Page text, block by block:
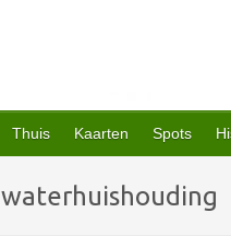
Thuis Kaarten Spots
waterhuishouding